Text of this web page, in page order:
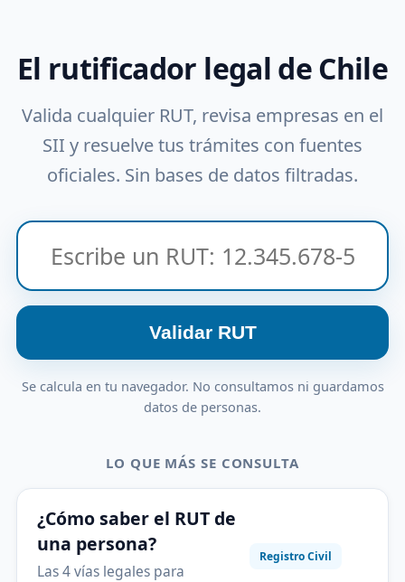
El rutificador legal de Chile
Valida cualquier RUT, revisa empresas en el
SII y resuelve tus trámites con fuentes
oficiales. Sin bases de datos filtradas.
Validar RUT
Se calcula en tu navegador. No consultamos ni guardamos
datos de personas.
LO QUE MÁS SE CONSULTA
¿Cómo saber el RUT de
una persona?
Las 4 vías legales para
Registro Civil